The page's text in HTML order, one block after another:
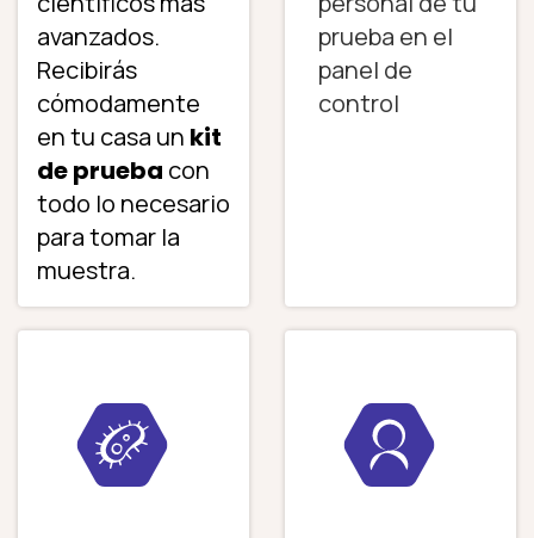
avanzados.
Recibirás
cómodamente
en tu casa un kit
de prueba con
todo lo necesario
para tomar la
muestra.
prueba en el
panel de
control